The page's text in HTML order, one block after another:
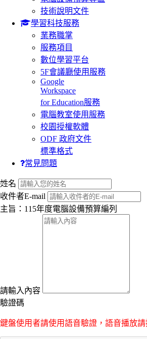
技術說明文件
學習科技服務
業務職掌
服務項目
數位學習平台
5F會議廳使用服務
Google
Workspace
for Education服務
電腦教室使用服務
校園授權軟體
ODF 政府文件
標準格式
常見問題
:::
姓名
收件者E-mail
主旨：115年度電腦設備預算編列
請輸入內容
驗證碼
鍵盤使用者請使用語音驗證，語音播放請